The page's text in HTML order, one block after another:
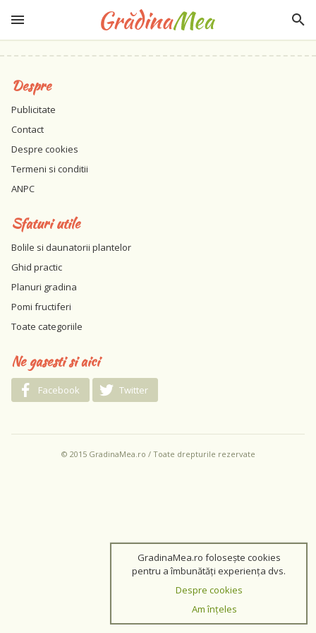
Despre
Publicitate
Contact
Despre cookies
Termeni si conditii
ANPC
Sfaturi utile
Bolile si daunatorii plantelor
Ghid practic
Planuri gradina
Pomi fructiferi
Toate categoriile
Ne gasesti si aici
Facebook Twitter
© 2015 GradinaMea.ro / Toate drepturile rezervate
GradinaMea.ro folosește cookies
pentru a îmbunătăți experiența dvs.
Despre cookies
Am înțeles